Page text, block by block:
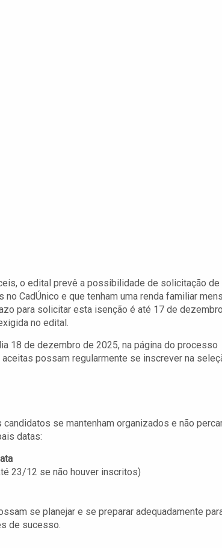
o edital prevê a possibilidade de solicitação de
CadÚnico e que tenham uma renda familiar
para solicitar esta isenção é até 17 de
no edital.
18 de dezembro de 2025, na página do processo
possam regularmente se inscrever na
se mantenham organizados e não
datas:
23/12 se não houver inscritos)
se planejar e se preparar adequadamente
de sucesso.